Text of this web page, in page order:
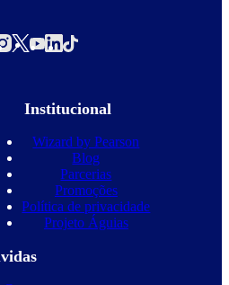
Institucional
Wizard by Pearson
Blog
Parcerias
Promoções
Política de privacidade
Projeto Águias